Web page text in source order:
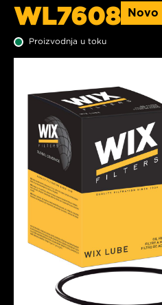
WL7608 Novo
Proizvodnja u toku